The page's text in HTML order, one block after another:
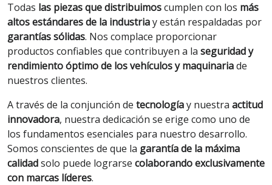
Todas las piezas que distribuimoscumplen con los más
altos estándares de la industriay están respaldadas por
garantías sólidas. Nos complace proporcionar
productos confiables que contribuyen a la seguridad y
rendimiento óptimo de los vehículos y maquinariade
nuestros clientes.
A través de la conjunción de tecnologíay nuestra actitud
innovadora, nuestra dedicación se erige como uno de
los fundamentos esenciales para nuestro desarrollo.
Somos conscientes de que la garantía de la máxima
calidadsolo puede lograrse colaborando exclusivamente
con marcas líderes.